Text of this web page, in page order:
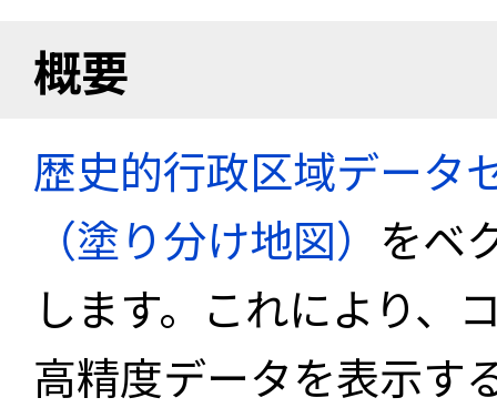
概要
歴史的行政区域データ
（塗り分け地図） をベ
します。これにより、
高精度データを表示す